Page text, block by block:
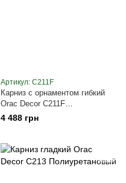
Артикул: C211F
Карниз с орнаментом гибкий
Orac Decor C211F
Полиуретановый
4 488 грн